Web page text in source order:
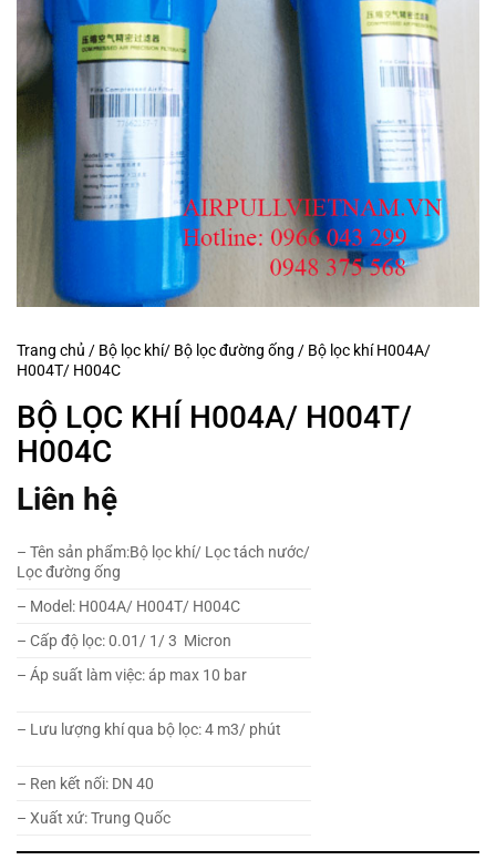
Trang chủ / Bộ lọc khí/ Bộ lọc đường ống / Bộ lọc khí H004A/
H004T/ H004C
BỘ LỌC KHÍ H004A/ H004T/
H004C
Liên hệ
– Tên sản phẩm:Bộ lọc khí/ Lọc tách nước/
Lọc đường ống
– Model: H004A/ H004T/ H004C
– Cấp độ lọc: 0.01/ 1/ 3 Micron
– Áp suất làm việc: áp max 10 bar
– Lưu lượng khí qua bộ lọc: 4 m3/ phút
– Ren kết nối: DN 40
– Xuất xứ: Trung Quốc